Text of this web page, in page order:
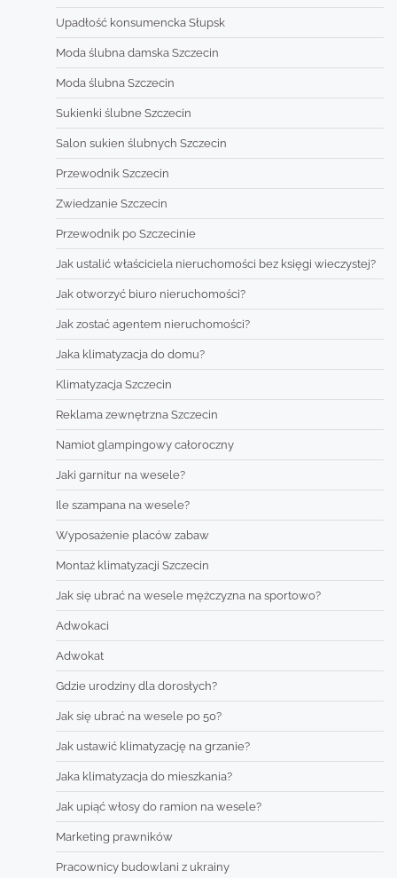
Upadłość konsumencka Słupsk
Moda ślubna damska Szczecin
Moda ślubna Szczecin
Sukienki ślubne Szczecin
Salon sukien ślubnych Szczecin
Przewodnik Szczecin
Zwiedzanie Szczecin
Przewodnik po Szczecinie
Jak ustalić właściciela nieruchomości bez księgi wieczystej?
Jak otworzyć biuro nieruchomości?
Jak zostać agentem nieruchomości?
Jaka klimatyzacja do domu?
Klimatyzacja Szczecin
Reklama zewnętrzna Szczecin
Namiot glampingowy całoroczny
Jaki garnitur na wesele?
Ile szampana na wesele?
Wyposażenie placów zabaw
Montaż klimatyzacji Szczecin
Jak się ubrać na wesele mężczyzna na sportowo?
Adwokaci
Adwokat
Gdzie urodziny dla dorosłych?
Jak się ubrać na wesele po 50?
Jak ustawić klimatyzację na grzanie?
Jaka klimatyzacja do mieszkania?
Jak upiąć włosy do ramion na wesele?
Marketing prawników
Pracownicy budowlani z ukrainy